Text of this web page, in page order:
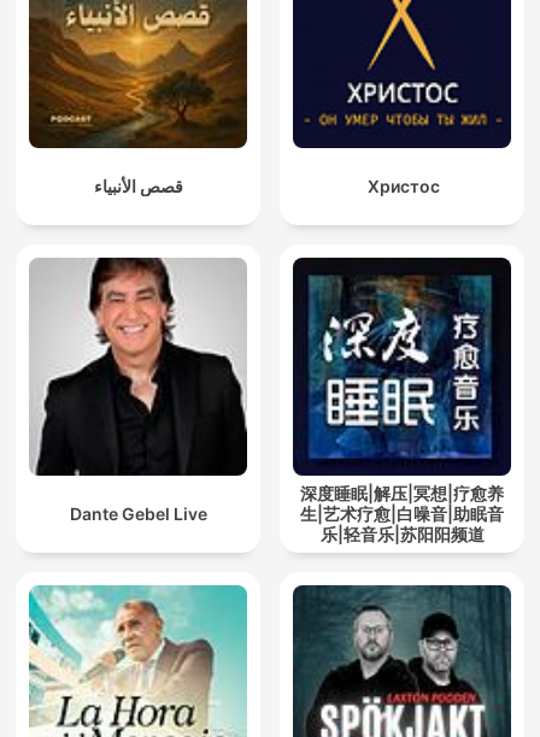
قصص الأنبياء Христос
Dante Gebel Live
深度睡眠|解压|冥想|疗愈养
生|艺术疗愈|白噪音|助眠音
乐|轻音乐|苏阳阳频道